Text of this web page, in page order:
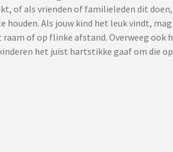
of als vrienden of familieleden dit
houden. Als jouw kind het leuk vindt,
of op flinke afstand. Overweeg ook
het juist hartstikke gaaf om die